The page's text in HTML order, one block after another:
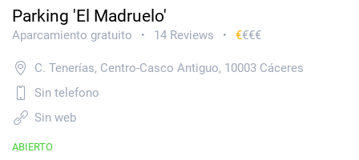
Parking 'El Madruelo'
Aparcamiento gratuito • 14 Reviews • €€€€
C. Tenerías, Centro-Casco Antiguo, 10003 Cáceres
Sin telefono
Sin web
ABIERTO